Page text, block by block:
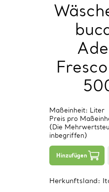
Maßeinheit: Liter
Preis pro
(Die
inbegriffen)
Hinzufügen
Herkunftsland: